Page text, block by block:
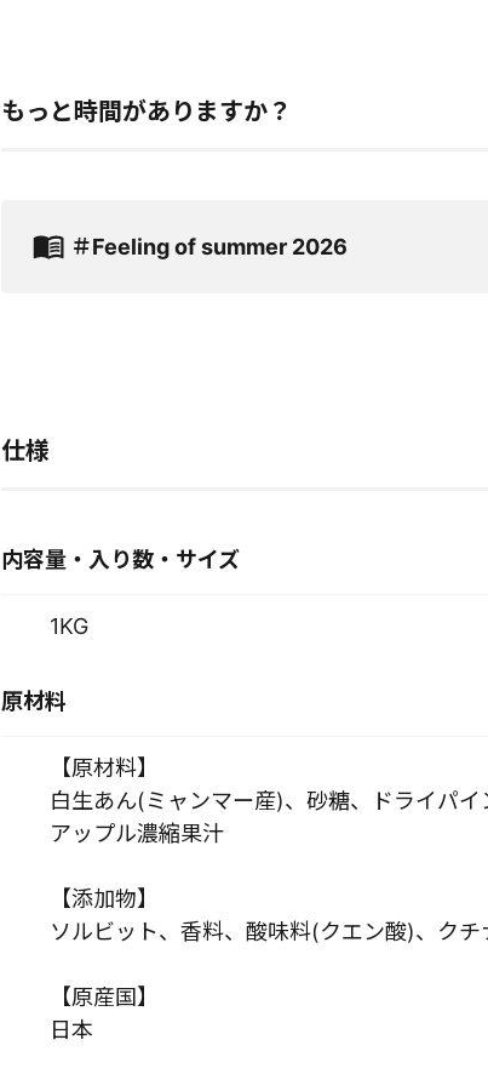
もっと時間がありますか？
＃Feeling of summer 2026
仕様
内容量・入り数・サイズ
1KG
原材料
【原材料】
白生あん(ミャンマー産)、砂糖、ドライパ
アップル濃縮果汁
【添加物】
ソルビット、香料、酸味料(クエン酸)、クチ
【原産国】
日本